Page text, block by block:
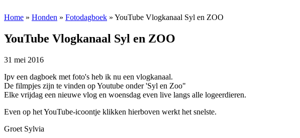
Home » Honden » Fotodagboek » YouTube Vlogkanaal Syl en ZOO
YouTube Vlogkanaal Syl en ZOO
31 mei 2016
Ipv een dagboek met foto's heb ik nu een vlogkanaal.
De filmpjes zijn te vinden op Youtube onder 'Syl en Zoo"
Elke vrijdag een nieuwe vlog en woensdag even live langs alle logeerdieren.
Even op het YouTube-icoontje klikken hierboven werkt het snelste.
Groet Sylvia